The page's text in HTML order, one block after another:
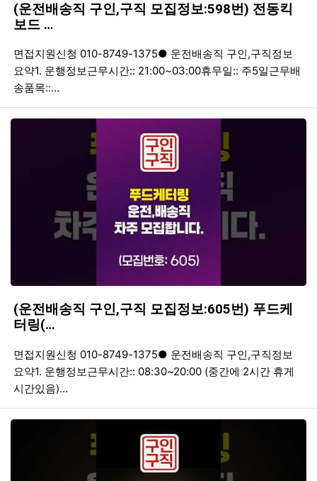
(운전배송직 구인,구직 모집정보:598번) 전동킥
보드 …
등록일
조회
면접지원신청 010-8749-1375● 운전배송직 구인,구직정보
요약1. 운행정보근무시간:: 21:00~03:00휴무일:: 주5일근무배
송품목::…
(운전배송직 구인,구직 모집정보:605번) 푸드케
터링(…
등록일
조회
면접지원신청 010-8749-1375● 운전배송직 구인,구직정보
요약1. 운행정보근무시간:: 08:30~20:00 (중간에 2시간 휴게
시간있음)…